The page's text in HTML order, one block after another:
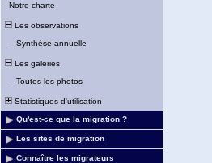
- Notre charte
Les observations
- Synthèse annuelle
Les galeries
- Toutes les photos
Statistiques d'utilisation
Qu'est-ce que la migration ?
Les sites de migration
Connaître les migrateurs